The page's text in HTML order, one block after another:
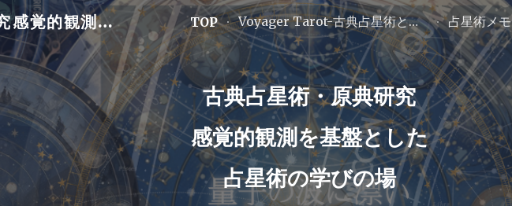
Skip to main content Skip to navigation
古典占星術・原典研究 感覚的観測を基盤とした 占星術の学びの場Quantum Laplace TOP Voyager Tarot-古典占星術と数秘から深く知る 占星術メモ
古典占星術・原典研究
感覚的観測を基盤とした
占星術の学びの場